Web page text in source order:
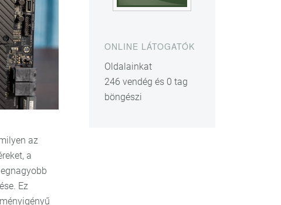
az
a
Ez
ONLINE LÁTOGATÓK
Oldalainkat
246 vendég és 0 tag
böngészi